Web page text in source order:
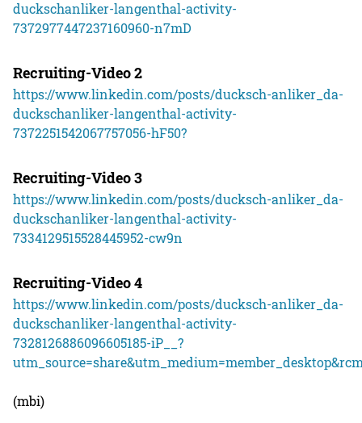
duckschanliker-langenthal-activity-
7372977447237160960-n7mD
Recruiting-Video 2
https://www.linkedin.com/posts/ducksch-anliker_da-
duckschanliker-langenthal-activity-
7372251542067757056-hF50?
Recruiting-Video 3
https://www.linkedin.com/posts/ducksch-anliker_da-
duckschanliker-langenthal-activity-
7334129515528445952-cw9n
Recruiting-Video 4
https://www.linkedin.com/posts/ducksch-anliker_da-
duckschanliker-langenthal-activity-
7328126886096605185-iP__?
(mbi)